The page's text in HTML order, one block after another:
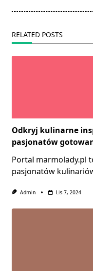
RELATED POSTS
Odkryj kulinarne
pasjonatów
Portal marmolady.pl
pasjonatów
Admin Lis 7, 2024